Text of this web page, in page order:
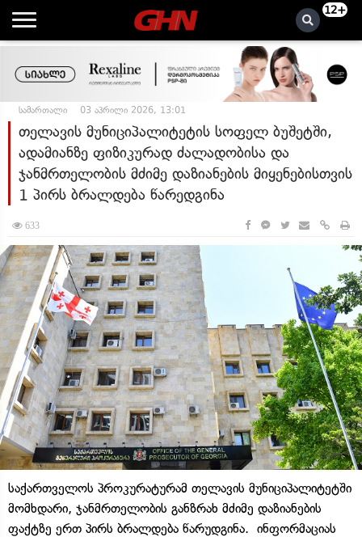
12+
სამართალი 03 აპრილი 2026, 13:01
თელავის მუნიციპალიტეტის სოფელ ბუშეტში,
ადამიანზე ფიზიკურად ძალადობისა და
ჯანმრთელობის მძიმე დაზიანების მიყენებისთვის
1 პირს ბრალდება წარედგინა
633
საქართველოს პროკურატურამ თელავის მუნიციპალიტეტში
მომხდარი, ჯანმრთელობის განზრახ მძიმე დაზიანების
ფაქტზე ერთ პირს ბრალდება წარუდგინა. ინფორმაციას